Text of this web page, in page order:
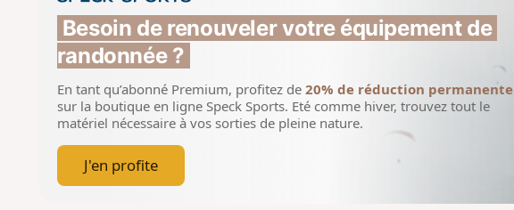
Besoin de renouveler votre équipement de
randonnée ?
En tant qu’abonné Premium, profitez de 20% de réduction permanente
sur la boutique en ligne Speck Sports. Eté comme hiver, trouvez tout le
matériel nécessaire à vos sorties de pleine nature.
J'en profite